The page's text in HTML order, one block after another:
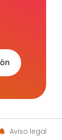
Aviso legal